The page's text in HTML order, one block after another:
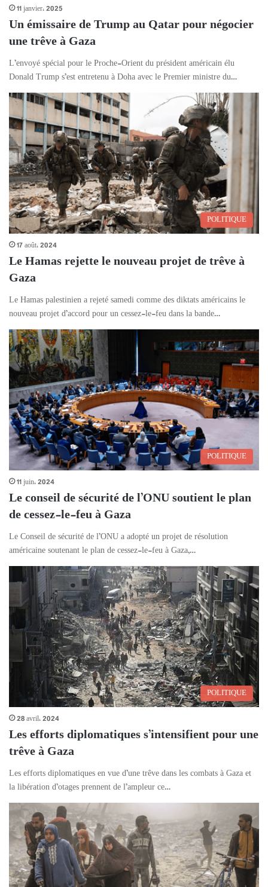
11 janvier، 2025
Un émissaire de Trump au Qatar pour négocier
une trêve à Gaza
L’envoyé spécial pour le Proche-Orient du président américain élu
Donald Trump s’est entretenu à Doha avec le Premier ministre du…
POLITIQUE
17 août، 2024
Le Hamas rejette le nouveau projet de trêve à
Gaza
Le Hamas palestinien a rejeté samedi comme des diktats américains le
nouveau projet d’accord pour un cessez-le-feu dans la bande…
POLITIQUE
11 juin، 2024
Le conseil de sécurité de l’ONU soutient le plan
de cessez-le-feu à Gaza
Le Conseil de sécurité de l’ONU a adopté un projet de résolution
américaine soutenant le plan de cessez-le-feu à Gaza,…
POLITIQUE
28 avril، 2024
Les efforts diplomatiques s’intensifient pour une
trêve à Gaza
Les efforts diplomatiques en vue d’une trêve dans les combats à Gaza et
la libération d’otages prennent de l’ampleur ce…